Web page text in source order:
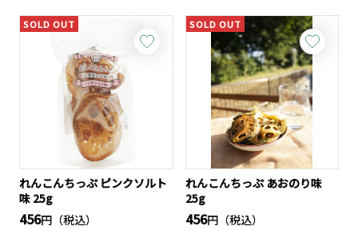
SOLD OUT
れんこんちっぷ ピンクソルト
味 25g
456円（税込）
SOLD OUT
れんこんちっぷ あおのり味
25g
456円（税込）